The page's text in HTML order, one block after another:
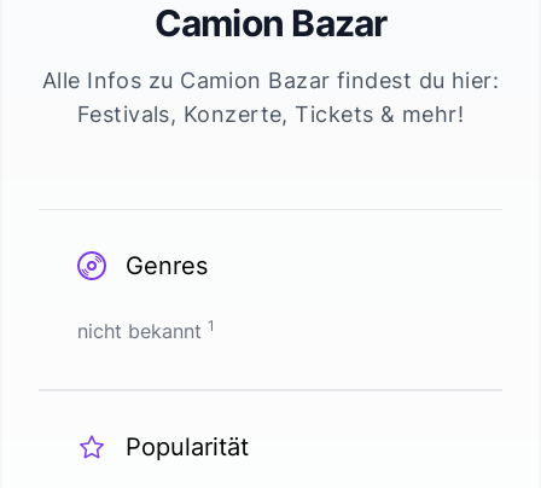
Camion Bazar
Alle Infos zu Camion Bazar findest du hier:
Festivals, Konzerte, Tickets & mehr!
Genres
nicht bekannt 1
Popularität